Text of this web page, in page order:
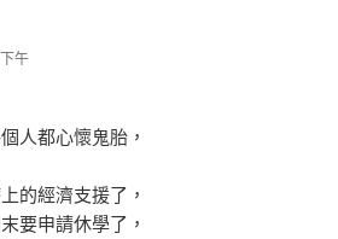
午
人都心懷鬼胎，
的經濟支援了，
要申請休學了，